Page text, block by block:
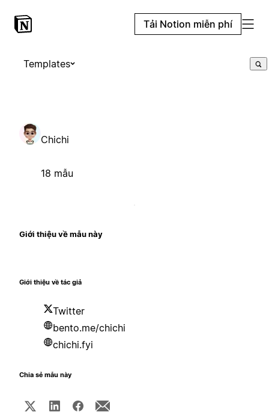
Tải Notion miễn phí
Templates
Chichi
18 mẫu
Giới thiệu về mẫu này
Giới thiệu về tác giả
Twitter
bento.me/chichi
chichi.fyi
Chia sẻ mẫu này